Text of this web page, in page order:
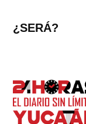
¿SERÁ?